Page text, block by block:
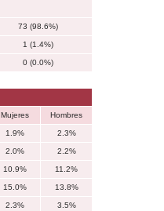
73 (98.6%)
1 (1.4%)
0 (0.0%)
Mujeres Hombres
1.9% 2.3%
2.0% 2.2%
10.9% 11.2%
15.0% 13.8%
2.3% 3.5%